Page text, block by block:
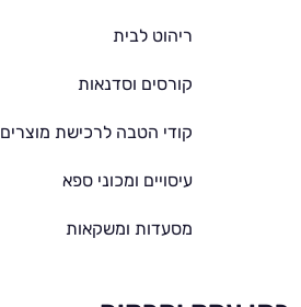
ריהוט לבית
קורסים וסדנאות
קודי הטבה לרכישת מוצרים
עיסויים ומכוני ספא
מסעדות ומשקאות